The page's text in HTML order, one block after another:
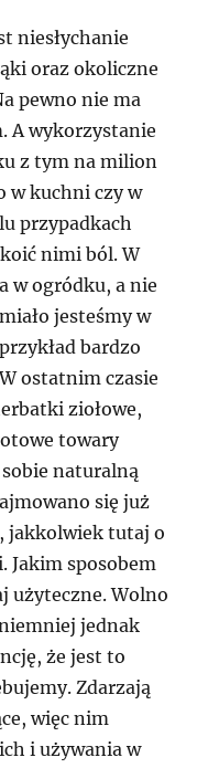
niesłychanie
oraz okoliczne
pewno nie ma
A wykorzystanie
z tym na milion
w kuchni czy w
przypadkach
nimi ból. W
w ogródku, a nie
jesteśmy w
bardzo
ostatnim czasie
ziołowe,
towary
naturalną
się już
jakkolwiek tutaj o
Jakim sposobem
użyteczne. Wolno
jednak
że jest to
Zdarzają
więc nim
i używania w